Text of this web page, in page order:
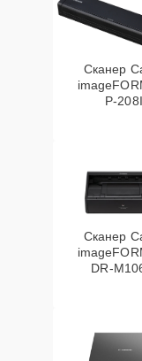
Сканер
Сканер